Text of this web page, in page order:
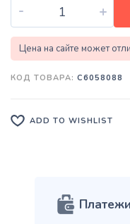
- +
Цена на сайте может
КОД ТОВАРА: C6058088
ADD TO WISHLIST
Платежи